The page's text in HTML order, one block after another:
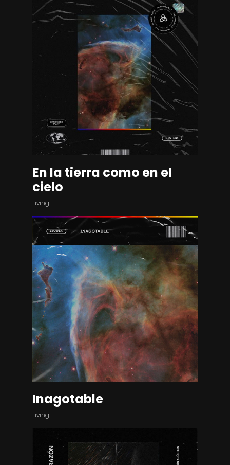
En la tierra como en el
cielo
Living
Inagotable
Living